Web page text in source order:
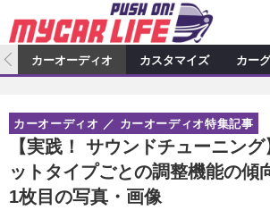
カーオーディオ
プロショップ検索
カーオーディオニュース
その他
カスタマイズ特集記事 カス
カスタマイズニュース
カーグッズ
カーグッズ特集記事 カー
自動車
カーオーディオ カスタマイズ カー
【実践！ サウンドチューニン
ットタイプごとの調整機能の傾
1枚目の写真・画像
カーオーディオ カーオーディオ特集記事